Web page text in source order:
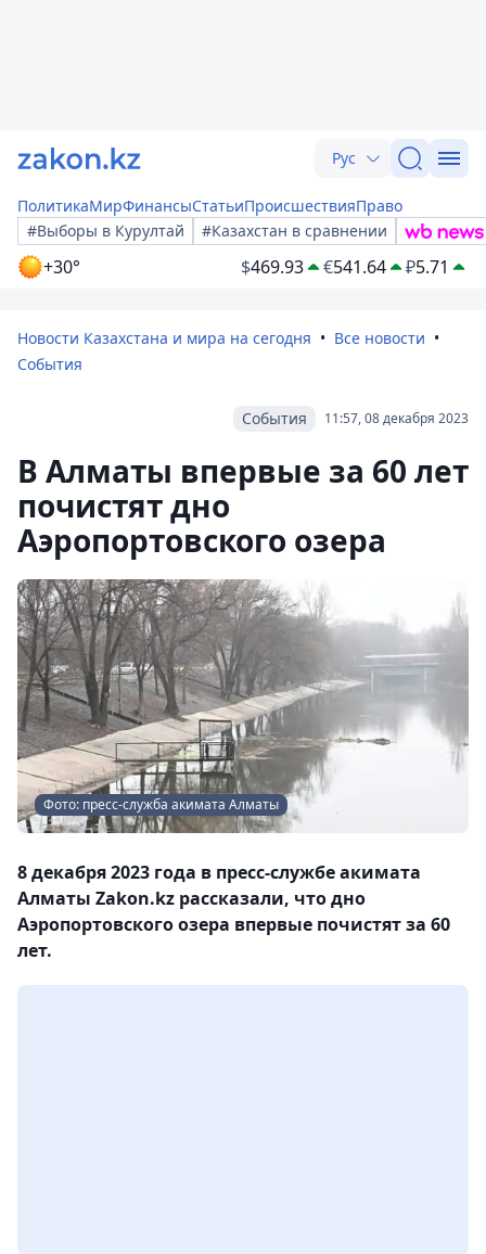
Рус
ПолитикаМирФинансыСтатьиПроисшествияПраво
#Выборы в Курултай
#Казахстан в сравнении
+30° $469.93 €541.64 ₽5.71
Новости Казахстана и мира на сегодня
Все новости
События
11:57, 08 декабря 2023
События
В Алматы впервые за 60 лет
почистят дно
Аэропортовского озера
Фото: пресс-служба акимата Алматы
8 декабря 2023 года в пресс-службе акимата
Алматы Zakon.kz рассказали, что дно
Аэропортовского озера впервые почистят за 60
лет.